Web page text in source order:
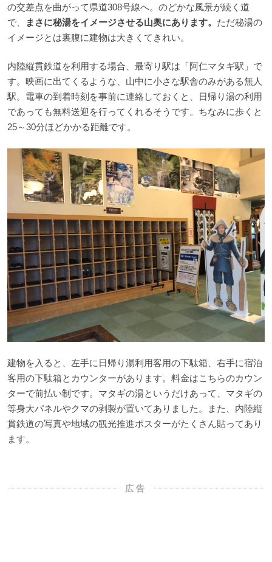
の交差点を曲がって県道308号線へ。のどかな風景が続く道
で、
まさに秘湯をイメージさせる山奥にあります。 ただ秘湯の
イメージとは裏腹に建物は大きくてきれい。
内陸縦貫鉄道を利用する場合、最寄り駅は「阿仁マタギ駅」で
す。映画に出てくるような、山中に小さな駅舎のみがある無人
駅。電車の到着時刻を事前に連絡しておくと、日帰り湯の利用
であっても無料送迎を行ってくれるそうです。ちなみに歩くと
25～30分ほどかかる距離です。
建物を入ると、左手に日帰り湯利用客用の下駄箱、右手に宿泊
客用の下駄箱とカウンターがあります。料金はこちらのカウン
ターで前払い制です。マタギの湯というだけあって、マタギの
等身大パネルやクマの剥製が置いてありました。また、内陸縦
貫鉄道の写真や地域の観光推進ポスターがたくさん貼ってあり
ます。